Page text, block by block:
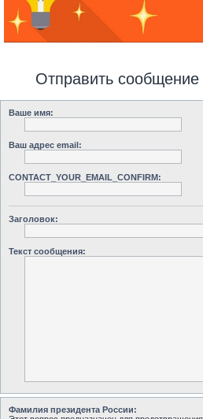
Отправить
Ваше имя:
Ваш адрес email:
CONTACT_YOUR_EMAIL_CONFIRM:
Заголовок:
Текст сообщения:
Фамилия президента России: